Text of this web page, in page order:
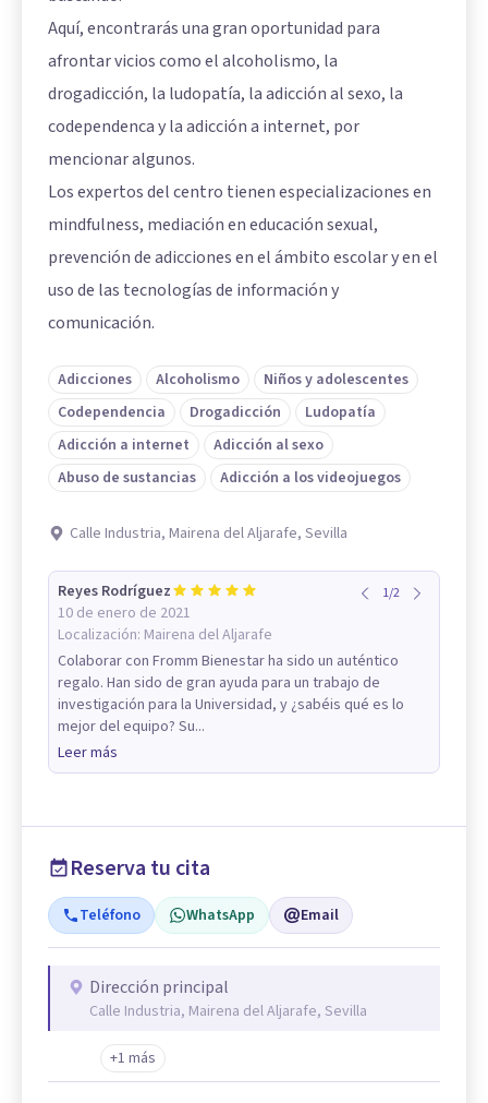
Aquí, encontrarás una gran oportunidad para
afrontar vicios como el alcoholismo, la
drogadicción, la ludopatía, la adicción al sexo, la
codependenca y la adicción a internet, por
mencionar algunos.
Los expertos del centro tienen especializaciones en
mindfulness, mediación en educación sexual,
prevención de adicciones en el ámbito escolar y en el
uso de las tecnologías de información y
comunicación.
Adicciones Alcoholismo
Niños y adolescentes
Codependencia
Drogadicción
Ludopatía
Adicción a internet
Adicción al sexo
Abuso de sustancias
Adicción a los videojuegos
Calle Industria, Mairena del Aljarafe, Sevilla
Reyes Rodríguez
10 de enero de 2021
Localización: Mairena del Aljarafe
1/2
Colaborar con Fromm Bienestar ha sido un auténtico
regalo. Han sido de gran ayuda para un trabajo de
investigación para la Universidad, y ¿sabéis qué es lo
mejor del equipo? Su...
Leer más
Reserva tu cita
Teléfono WhatsApp Email
Dirección principal
Calle Industria, Mairena del Aljarafe, Sevilla
+1 más